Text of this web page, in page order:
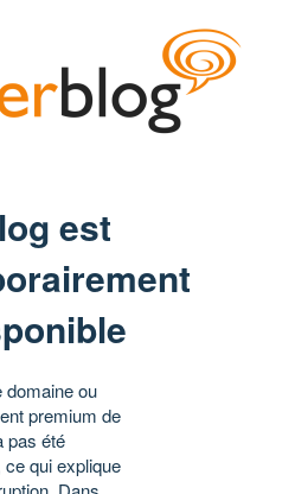
est
domaine ou
premium de
pas été
ce qui explique